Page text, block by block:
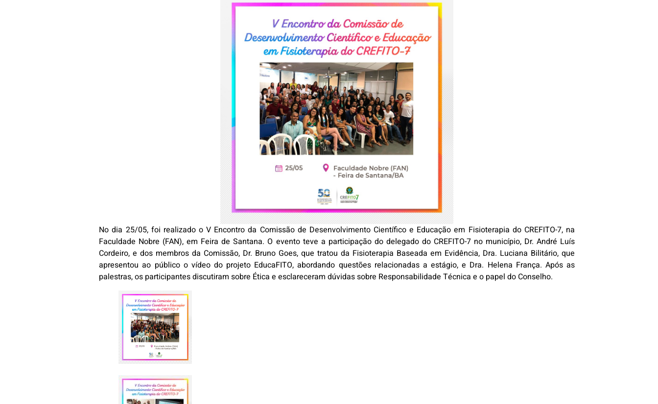
No dia 25/05, foi realizado o V Encontro da Comissão de Desenvolvimento Científico e Educação em Fisioterapia do CREFITO-7, na
Faculdade Nobre (FAN), em Feira de Santana. O evento teve a participação do delegado do CREFITO-7 no município, Dr. André Luís
Cordeiro, e dos membros da Comissão, Dr. Bruno Goes, que tratou da Fisioterapia Baseada em Evidência, Dra. Luciana Bilitário, que
apresentou ao público o vídeo do projeto EducaFITO, abordando questões relacionadas a estágio, e Dra. Helena França. Após as
palestras, os participantes discutiram sobre Ética e esclareceram dúvidas sobre Responsabilidade Técnica e o papel do Conselho.